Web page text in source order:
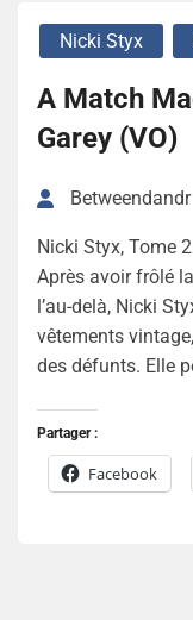
Nicki Styx
A Match
Garey (VO)
Betweendandr
Nicki Styx, Tome
Après avoir frôlé
l’au-delà, Nicki
vêtements
des défunts. Elle
Partager :
Facebook